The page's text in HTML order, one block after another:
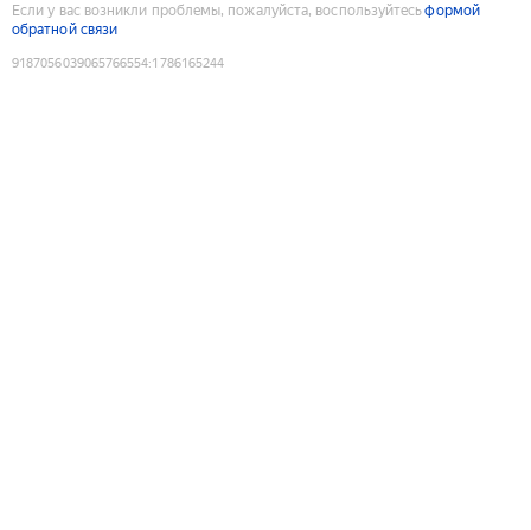
Если у вас возникли проблемы, пожалуйста, воспользуйтесьформой
обратной связи
9187056039065766554:1786165244